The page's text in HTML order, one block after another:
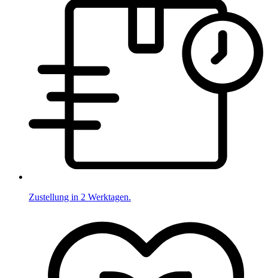
Zustellung in 2 Werktagen.